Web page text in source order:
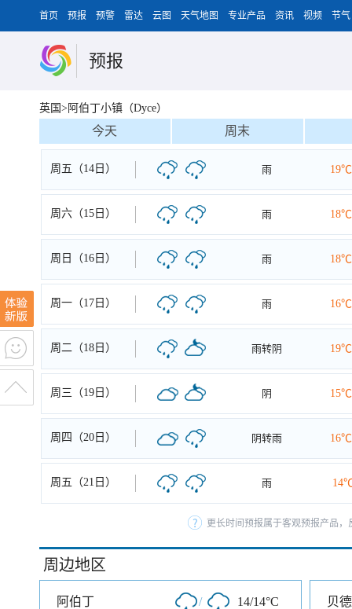
首页 预报 预警 雷达 云图 天气地图 专业产品 资讯 视频 节气
预报
英国>阿伯丁小镇（Dyce）
今天 周末
周五（14日） 雨 19℃
周六（15日） 雨 18℃
周日（16日） 雨 18℃
周一（17日） 雨 16℃
周二（18日） 雨转阴 19℃
周三（19日） 阴 15℃
周四（20日） 阴转雨 16℃
周五（21日） 雨
更长时间预报属于客观预报产品
周边地区
阿伯丁 / 14/14°C 贝